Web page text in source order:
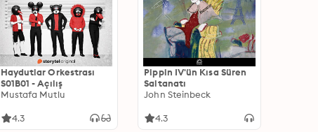
Haydutlar Orkestrası
S01B01 - Açılış
Mustafa Mutlu
4.3
Pippin IV'ün Kısa Süren
Saltanatı
John Steinbeck
4.3